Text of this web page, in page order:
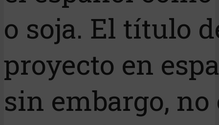
o soja. El título
proyecto en
sin embargo, no